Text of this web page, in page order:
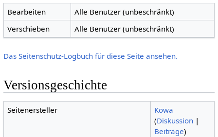
Bearbeiten
Alle Benutzer (unbeschränkt)
Verschieben
Alle Benutzer (unbeschränkt)
Das Seitenschutz-Logbuch für diese Seite ansehen.
Versionsgeschichte
Seitenersteller
Kowa
(Diskussion |
Beiträge)